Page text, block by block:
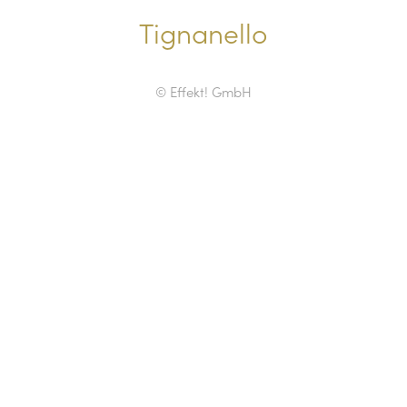
Tignanello
© Effekt! GmbH